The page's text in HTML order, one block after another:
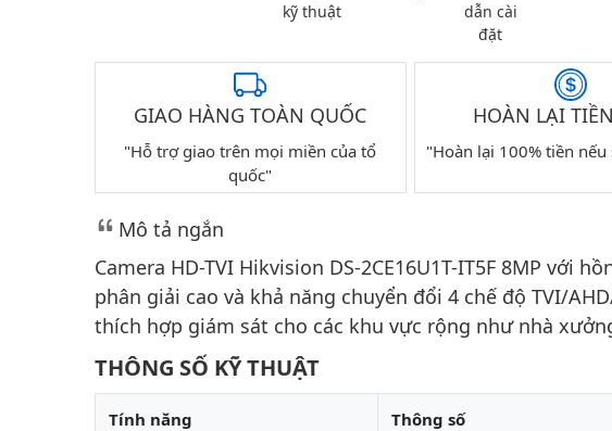
kỹ thuật
dẫn cài
đặt
GIAO HÀNG TOÀN QUỐC
"Hỗ trợ giao trên mọi miền của tổ
quốc"
HOÀN LẠI
"Hoàn lại 100% tiền
Mô tả ngắn
Camera HD-TVI Hikvision DS-2CE16U1T-IT5F 8MP với
phân giải cao và khả năng chuyển đổi 4 chế độ TVI/
thích hợp giám sát cho các khu vực rộng như nhà
THÔNG SỐ KỸ THUẬT
Tính năng Thông số